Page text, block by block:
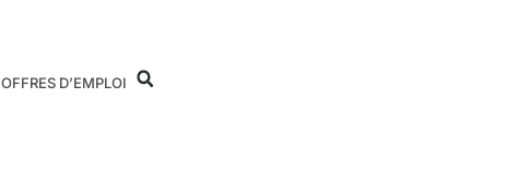
OFFRES D’EMPLOI